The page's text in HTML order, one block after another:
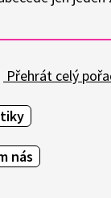
Přehrát celý
nás